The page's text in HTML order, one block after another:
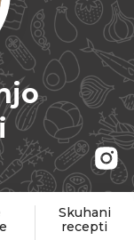
Skuhani
recepti